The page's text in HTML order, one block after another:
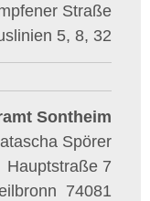
Straße
5, 8, 32
Sontheim
Spörer
Hauptstraße 7
74081